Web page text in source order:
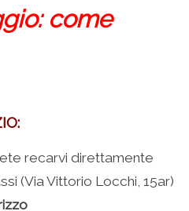
come
recarvi direttamente
(Via Vittorio Locchi, 15ar)